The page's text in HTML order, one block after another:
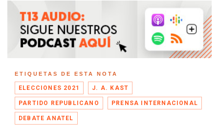
ETIQUETAS DE ESTA NOTA
ELECCIONES 2021 J. A. KAST
PARTIDO REPUBLICANO PRENSA INTERNACIONAL
DEBATE ANATEL